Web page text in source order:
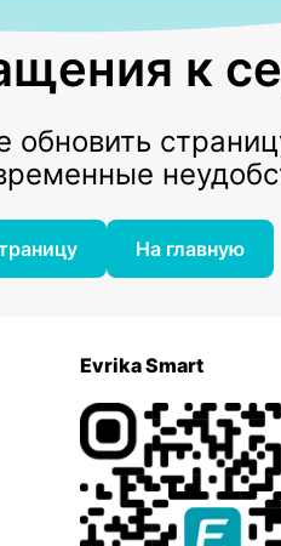
к
На главную
Evrika Smart